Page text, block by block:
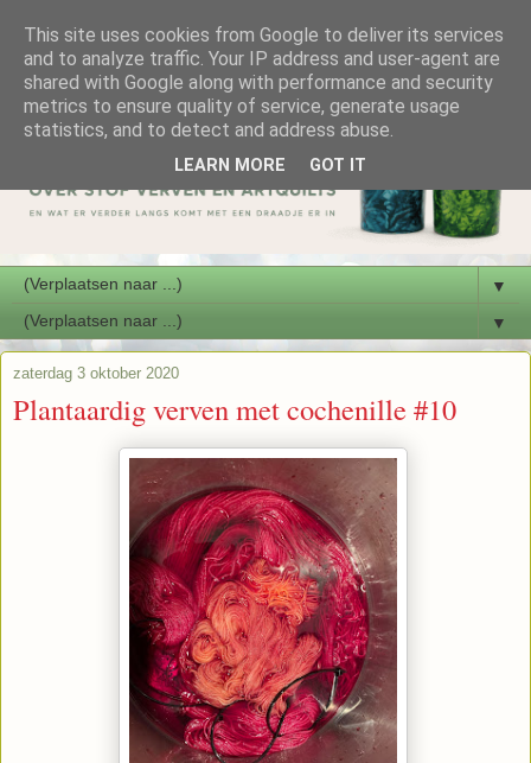
▼
▼
zaterdag 3 oktober 2020
Plantaardig verven met cochenille #10
This site uses cookies from Google to deliver its services
and to analyze traffic. Your IP address and user-agent are
shared with Google along with performance and security
metrics to ensure quality of service, generate usage
statistics, and to detect and address abuse.
LEARN MORE GOT IT